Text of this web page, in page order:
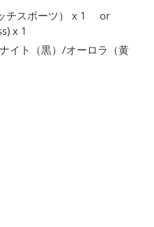
チスポーツ） x 1 or
x 1
イト（黒）/オーロラ（黄